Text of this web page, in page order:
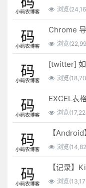
浏览
Chrome
浏览
[twitter]
浏览
浏览
【
浏览
【记录】
浏览